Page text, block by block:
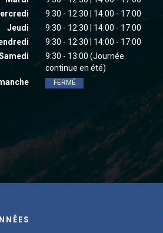
9:30 - 12:30 | 14:00 - 17:00
Jeudi
9:30 - 12:30 | 14:00 - 17:00
9:30 - 12:30 | 14:00 - 17:00
9:30 - 13:00 (Journée
continue en été)
FERMÉ